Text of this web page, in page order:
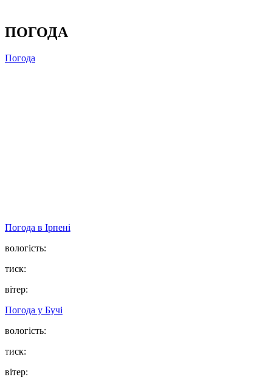
ПОГОДА
Погода
Погода в Ірпені
вологість:
тиск:
вітер:
Погода у Бучі
вологість:
тиск:
вітер: